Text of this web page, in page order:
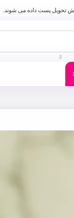
تحویل پست داده می شوند.